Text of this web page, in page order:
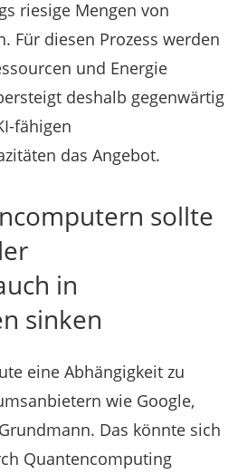
riesige Mengen von
Für diesen Prozess werden
und Energie
deshalb gegenwärtig
fähigen
das Angebot.
sollte
in
sinken
eine Abhängigkeit zu
wie Google,
Das könnte sich
Quantencomputing